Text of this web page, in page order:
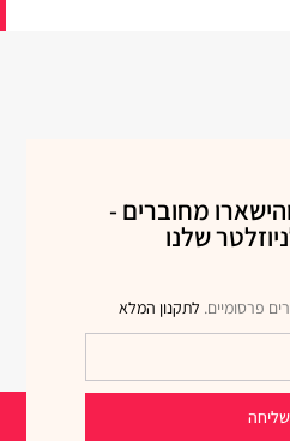
מחוברים -
שלנו
פרסומיים. לתקנון המלא
שליחה